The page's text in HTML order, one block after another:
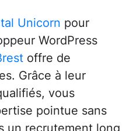
Unicorn pour
WordPress
offre de
Grâce à leur
vous
pointue sans
un recrutement long